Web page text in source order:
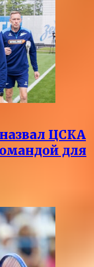
ЦСКА
для